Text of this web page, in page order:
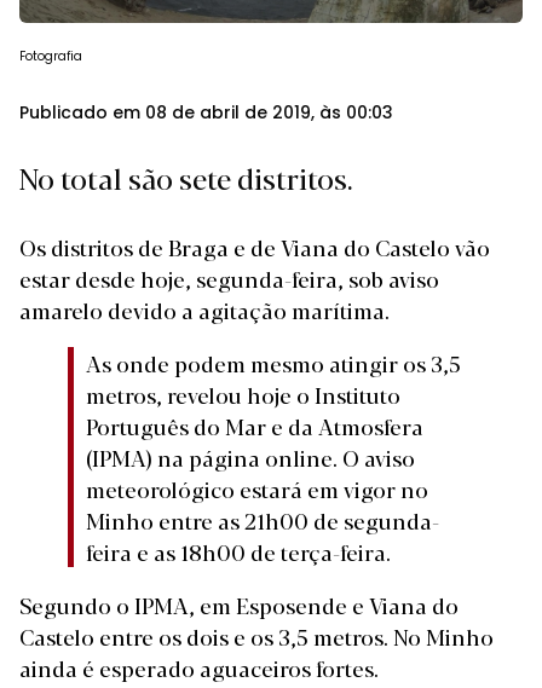
Fotografia
Publicado em 08 de abril de 2019, às 00:03
No total são sete distritos.
Os distritos de Braga e de Viana do Castelo vão
estar desde hoje, segunda-feira, sob aviso
amarelo devido a agitação marítima.
As onde podem mesmo atingir os 3,5
metros, revelou hoje o Instituto
Português do Mar e da Atmosfera
(IPMA) na página online. O aviso
meteorológico estará em vigor no
Minho entre as 21h00 de segunda-
feira e as 18h00 de terça-feira.
Segundo o IPMA, em Esposende e Viana do
Castelo entre os dois e os 3,5 metros. No Minho
ainda é esperado aguaceiros fortes.